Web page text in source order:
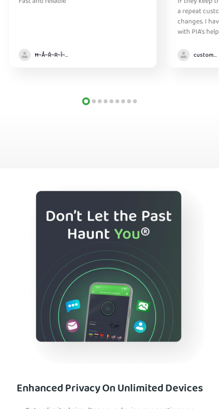
Ħ~Å~Ř~R~Î~ẞ👻
a repeat
changes. I
with PIA's
customer
Enhanced Privacy On Unlimited Devices